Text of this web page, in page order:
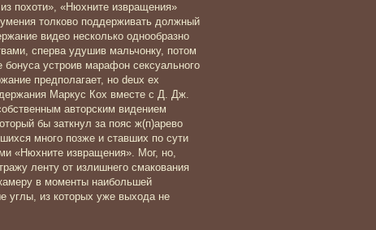
похоти», «Нюхните извращения»
толково поддерживать должный
видео несколько однообразно
сперва удушив мальчонку, потом
бонуса устроив марафон сексуального
предполагает, но deux ex
Маркус Кох вместе с Д. Дж.
авторским видением
бы заткнул за пояс ж(п)арево
много позже и ставших по сути
«Нюхните извращения». Мог, но,
ленту от излишнего смакования
в моменты наибольшей
углы, из которых уже выхода не